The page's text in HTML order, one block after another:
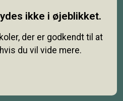
ikke i øjeblikket.
der er godkendt til at
du vil vide mere.